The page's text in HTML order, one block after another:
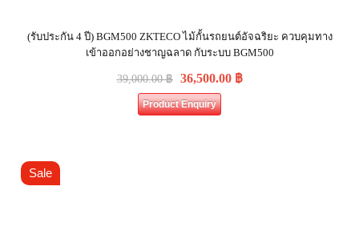
(รับประกัน 4 ปี) BGM500 ZKTECO ไม้กั้นรถยนต์อัจฉริยะ ควบคุมทาง
เข้าออกอย่างชาญฉลาด กับระบบ BGM500
39,000.00฿ 36,500.00 ฿
Product Enquiry
Sale